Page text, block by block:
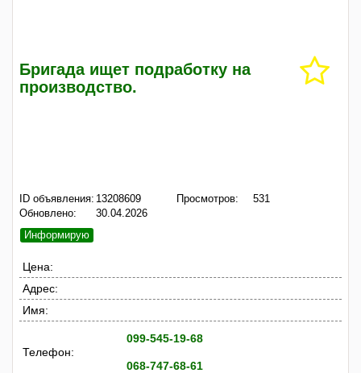
Бригада ищет подработку на
производство.
ID объявления: 13208609
Обновлено:
30.04.2026
Просмотров: 531
Информирую
Цена:
Адрес:
Имя:
Телефон:
099-545-19-68
068-747-68-61